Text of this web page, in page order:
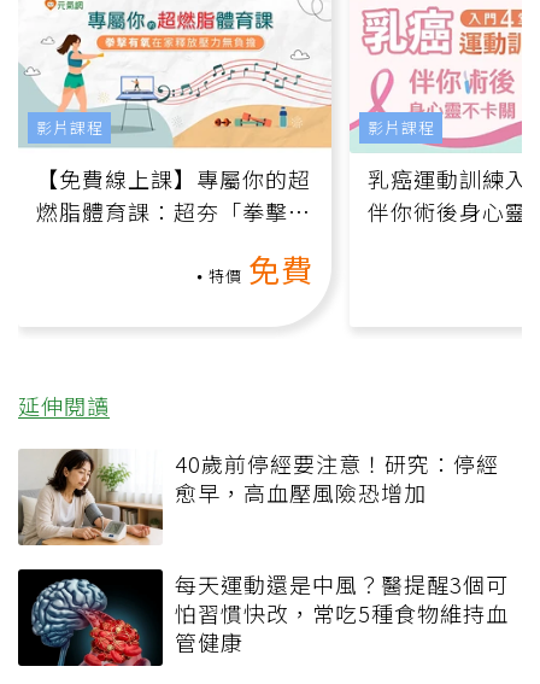
【免費線上課】專屬你的超
燃脂體育課：超夯「拳擊有
特價 免費
影片課程
乳癌運動訓練入
伴你術後身心靈
影片課程
延伸閱讀
40歲前停經要注意！研究：停經
愈早，高血壓風險恐增加
每天運動還是中風？醫提醒3個可
怕習慣快改，常吃5種食物維持血
管健康